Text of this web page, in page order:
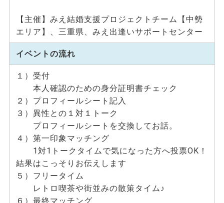
【主催】みえ結婚支援プロジェクトチーム【中勢
エリア】、三重県、みえ出逢いサポートセンター
イベントの流れ
１）受付
本人確認のための身分証明書チェック
２）プロフィールシート記入
３）異性との１対１トーク
プロフィールシートを交換してお話。
４）第一印象マッチング
1対1トークタイムで気になった方へ投票OK！
結果はこっそりお伝えします
５）フリータイム
レトロ喫茶や街並みの散策タイム♪
６）最終マッチング